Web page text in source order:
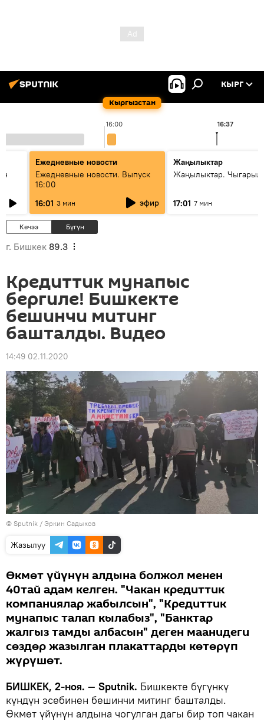
Кыргызстан
КЫРГ
16:00 16:37
Ежедневные новости
Ежедневные новости. Выпуск
16:00
16:01 3 мин эфир
Жаңылыктар
Жаңылыктар.
17:01 7 мин
Кечээ Бүгүн
г. Бишкек 89.3
Кредиттик мунапыс
бергиле! Бишкекте
бешинчи митинг
башталды. Видео
14:49 02.11.2020
© Sputnik / Эркин Садыков
Жазылуу
Өкмөт үйүнүн алдына болжол менен
40тай адам келген. "Чакан кредиттик
компаниялар жабылсын", "Кредиттик
мунапыс талап кылабыз", "Банктар
жалгыз тамды албасын" деген маанидеги
сөздөр жазылган плакаттарды көтөрүп
жүрүшөт.
БИШКЕК, 2-ноя. — Sputnik. Бишкекте бүгүнкү
күндүн эсебинен бешинчи митинг башталды.
Өкмөт үйүнүн алдына чогулган дагы бир топ чакан